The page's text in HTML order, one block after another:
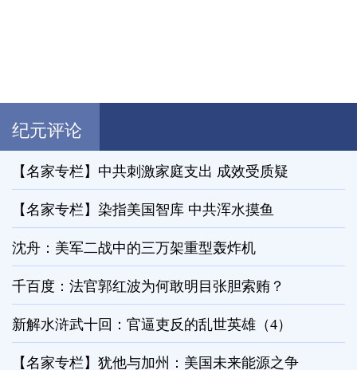
纪元评论
【名家专栏】中共刺激家庭支出 成效受质疑
【名家专栏】染指美国智库 中共浑水摸鱼
沈舟：美军二战中的三万架重型轰炸机
千百度：法官郭红波为何敢明目张胆索贿？
新解水浒武十回：官逼吏反的乱世英雄（4）
【名家专栏】犹他与加州：美国未来能源之争